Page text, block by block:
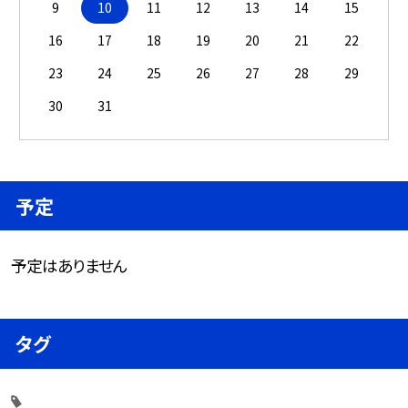
9 10 11 12 13 14
15
16
17 18 19 20 21
22
23
24 25 26 27 28
29
30
31
予定
予定はありません
タグ